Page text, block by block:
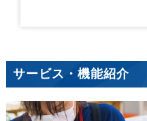
サービス・機能紹介